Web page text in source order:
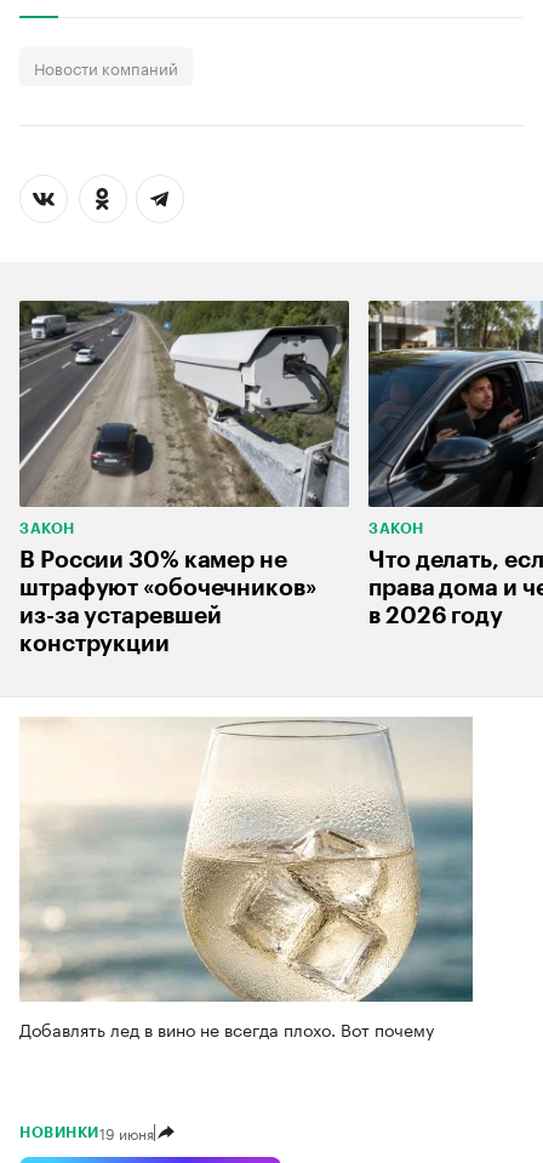
Новости компаний
ЗАКОН
В России 30% камер не
штрафуют «обочечников»
из-за устаревшей
конструкции
ЗАКОН
Что делать,
права дома и
в 2026 году
Добавлять лед в вино не всегда плохо. Вот почему
НОВИНКИ 19 июня